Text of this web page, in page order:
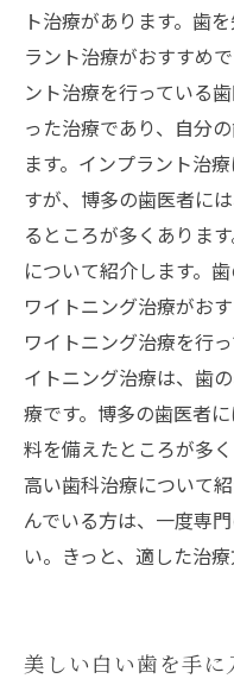
ト治療があります。歯
ラント治療がおすすめ
ント治療を行っている
った治療であり、自分
ます。インプラント治
すが、博多の歯医者に
るところが多くありま
について紹介します。
ワイトニング治療がお
ワイトニング治療を行
イトニング治療は、歯
療です。博多の歯医者
料を備えたところが多
高い歯科治療について
んでいる方は、一度専
い。きっと、適した治
美しい白い歯を手に